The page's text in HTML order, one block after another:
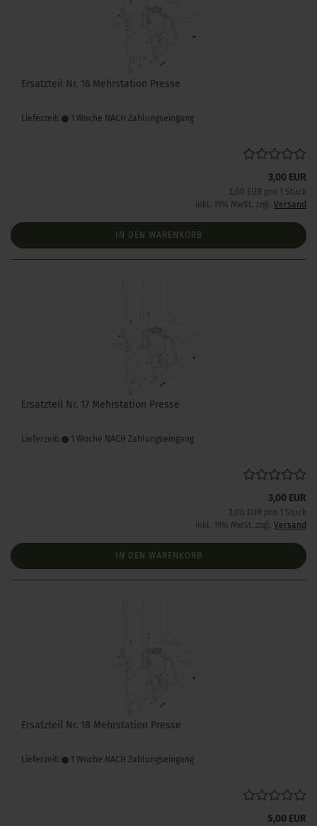
Ersatzteil Nr. 16 Mehrstation Presse
Lieferzeit: 1 Woche NACH Zahlungseingang
3,00 EUR
3,00 EUR pro 1 Stück
inkl. 19% MwSt. zzgl. Versand
IN DEN WARENKORB
Ersatzteil Nr. 17 Mehrstation Presse
Lieferzeit: 1 Woche NACH Zahlungseingang
3,00 EUR
3,00 EUR pro 1 Stück
inkl. 19% MwSt. zzgl. Versand
IN DEN WARENKORB
Ersatzteil Nr. 18 Mehrstation Presse
Lieferzeit: 1 Woche NACH Zahlungseingang
5,00 EUR